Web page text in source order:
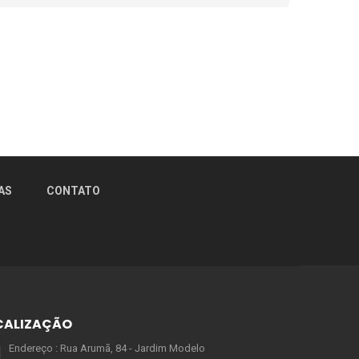
CONTATO
Endereço : Rua Arumã, 84 - Jardim Modelo